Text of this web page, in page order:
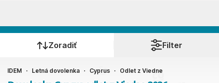
Kedy cestujete?
Rakúske letiská
Zoradiť Filter
IDEM Letná dovolenka Cyprus Odlet z Viedne